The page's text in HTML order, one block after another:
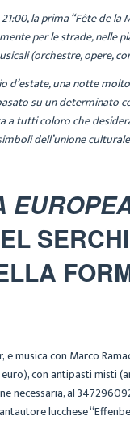
la prima “Fête de
per le strade, nelle
(orchestre, opere,
d’estate, una notte
su un determinato
tutti coloro che
dell’unione
musica con Marco
con antipasti misti
necessaria, al
lucchese